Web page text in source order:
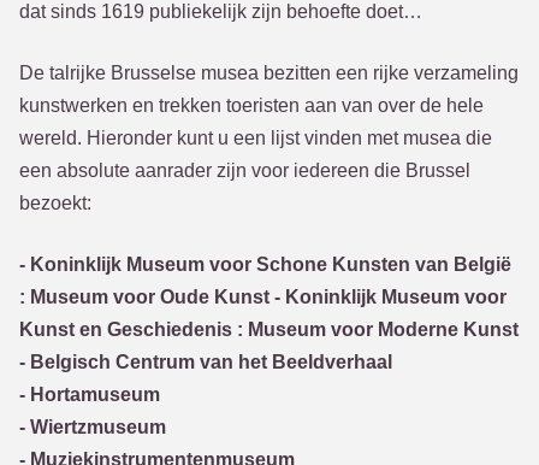
dat sinds 1619 publiekelijk zijn behoefte doet…
De talrijke Brusselse musea bezitten een rijke verzameling
kunstwerken en trekken toeristen aan van over de hele
wereld. Hieronder kunt u een lijst vinden met musea die
een absolute aanrader zijn voor iedereen die Brussel
bezoekt:
- Koninklijk Museum voor Schone Kunsten van België
: Museum voor Oude Kunst - Koninklijk Museum voor
Kunst en Geschiedenis : Museum voor Moderne Kunst
- Belgisch Centrum van het Beeldverhaal
- Hortamuseum
- Wiertzmuseum
- Muziekinstrumentenmuseum